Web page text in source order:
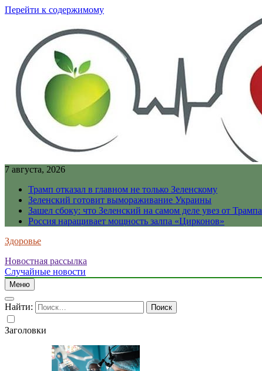
Перейти к содержимому
7 августа, 2026
Трамп отказал в главном не только Зеленскому
Зеленский готовит вымораживание Украины
Зашел сбоку: что Зеленский на самом деле увез от Трампа
Россия наращивает мощность залпа «Цирконов»
Здоровье
Новостная рассылка
Случайные новости
Меню
Найти:
Заголовки